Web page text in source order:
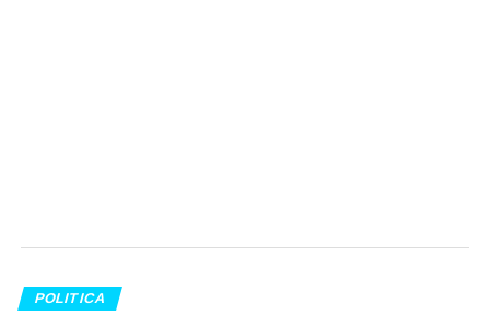
POLITICA